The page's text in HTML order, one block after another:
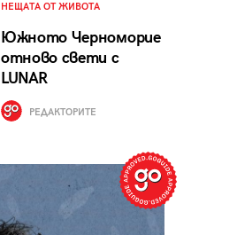
НЕЩАТА ОТ ЖИВОТА
Южното Черноморие
отново свети с
LUNAR
РЕДАКТОРИТЕ